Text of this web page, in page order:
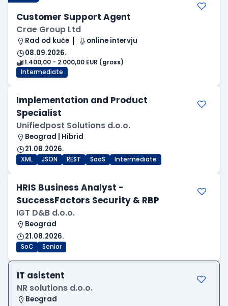
Customer Support Agent
Crae Group Ltd
Rad od kuće
online intervju
08.09.2026.
1.400,00 - 2.000,00 EUR (gross)
Intermediate
Implementation and Product
Specialist
Unifiedpost Solutions d.o.o.
Beograd | Hibrid
21.08.2026.
XML JSON REST SaaS Intermediate
HRIS Business Analyst -
SuccessFactors Security & RBP
IGT D&B d.o.o.
Beograd
21.08.2026.
SoC Senior
IT asistent
NR solutions d.o.o.
Beograd